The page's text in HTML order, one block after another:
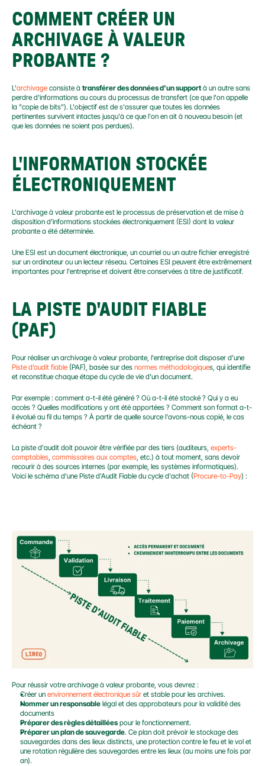
COMMENT CRÉER UN
ARCHIVAGE À VALEUR
PROBANTE ?
L'archivage consiste à transférer des données d'un support à un autre sans
perdre d'informations au cours du processus de transfert (ce que l'on appelle
la "copie de bits"). L'objectif est de s'assurer que toutes les données
pertinentes survivent intactes jusqu'à ce que l'on en ait à nouveau besoin (et
que les données ne soient pas perdues).
L'INFORMATION STOCKÉE
ÉLECTRONIQUEMENT
L'archivage à valeur probante est le processus de préservation et de mise à
disposition d'informations stockées électroniquement (ESI) dont la valeur
probante a été déterminée.
Une ESI est un document électronique, un courriel ou un autre fichier enregistré
sur un ordinateur ou un lecteur réseau. Certaines ESI peuvent être extrêmement
importantes pour l'entreprise et doivent être conservées à titre de justificatif.
LA PISTE D'AUDIT FIABLE
(PAF)
Piste d’audit fiable (PAF), basée sur des normes méthodologiques, qui identifie
et reconstitue chaque étape du cycle de vie d'un document.
Par exemple : comment a-t-il été généré ? Où a-t-il été stocké ? Qui y a eu
accès ? Quelles modifications y ont été apportées ? Comment son format a-t-
il évolué au fil du temps ? À partir de quelle source l'avons-nous copié, le cas
échéant ?
La piste d'audit doit pouvoir être vérifiée par des tiers (auditeurs, experts-
comptables, commissaires aux comptes, etc.) à tout moment, sans devoir
recourir à des sources internes (par exemple, les systèmes informatiques).
Voici le schéma d'une Piste d'Audit Fiable du cycle d'achat (Procure-to-Pay) :
Pour réussir votre archivage à valeur probante, vous devrez :
Créer un environnement électronique sûr et stable pour les archives.
Nommer un responsable légal et des approbateurs pour la validité des
documents
Préparer des règles détaillées pour le fonctionnement.
Préparer un plan de sauvegarde. Ce plan doit prévoir le stockage des
sauvegardes dans des lieux distincts, une protection contre le feu et le vol et
une rotation régulière des sauvegardes entre les lieux (au moins une fois par
an).